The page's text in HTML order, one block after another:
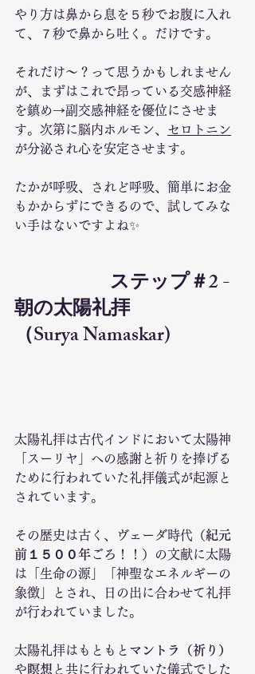
やり方は鼻から息を５秒でお腹に入れ
て、７秒で鼻から吐く。だけです。
それだけ〜？って思うかもしれません
が、まずはこれで昂っている交感神経
を鎮め→副交感神経を優位にさせま
す。次第に脳内ホルモン、 セロトニン
が分泌され心を安定させます。
たかが呼吸、されど呼吸、簡単にお金
もかからずにできるので、試してみな
い手はないですよね✨
朝の太陽礼拝
（Surya Namaskar)
太陽礼拝は古代インドにおいて太陽神
「スーリヤ」への感謝と祈りを捧げる
ために行われていた礼拝儀式が起源と
されています。
その歴史は古く、ヴェーダ時代（紀元
前１５００年ごろ！！）の文献に太陽
は「生命の源」「神聖なエネルギーの
象徴」とされ、日の出に合わせて礼拝
が行われていました。
太陽礼拝はもともと マントラ（祈り）
や瞑想 と共に行われていた儀式でした